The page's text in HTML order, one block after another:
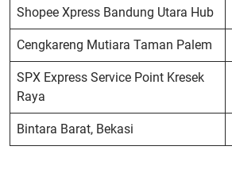
Shopee Xpress Bandung Utara Hub
Cengkareng Mutiara Taman Palem
SPX Express Service Point Kresek
Raya
Bintara Barat, Bekasi